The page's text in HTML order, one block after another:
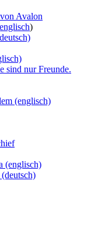
Avalon
)
sind nur Freunde.
(englisch)
(englisch)